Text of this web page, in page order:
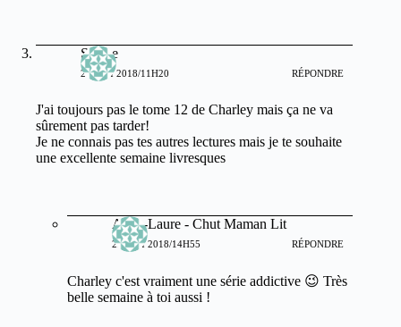
Selene
21 MAI 2018/11H20 RÉPONDRE
J'ai toujours pas le tome 12 de Charley mais ça ne va
sûrement pas tarder!
Je ne connais pas tes autres lectures mais je te souhaite
une excellente semaine livresques
Anne-Laure - Chut Maman Lit
22 MAI 2018/14H55 RÉPONDRE
Charley c'est vraiment une série addictive 😉 Très
belle semaine à toi aussi !